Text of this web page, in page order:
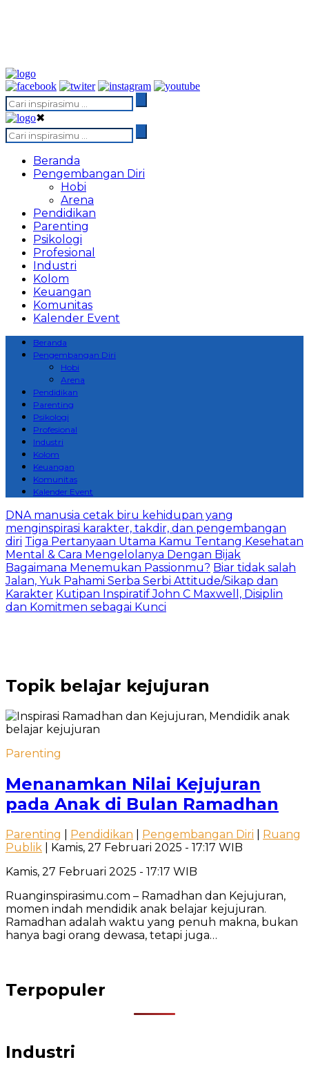
✖
Beranda
Pengembangan Diri
Hobi
Arena
Pendidikan
Parenting
Psikologi
Profesional
Industri
Kolom
Keuangan
Komunitas
Kalender Event
Beranda
Pengembangan Diri
Hobi
Arena
Pendidikan
Parenting
Psikologi
Profesional
Industri
Kolom
Keuangan
Komunitas
Kalender Event
DNA manusia cetak biru kehidupan yang
menginspirasi karakter, takdir, dan pengembangan
diri Tiga Pertanyaan Utama Kamu Tentang Kesehatan
Mental & Cara Mengelolanya Dengan Bijak
Bagaimana Menemukan Passionmu? Biar tidak salah
Jalan, Yuk Pahami Serba Serbi Attitude/Sikap dan
Karakter Kutipan Inspiratif John C Maxwell, Disiplin
dan Komitmen sebagai Kunci
Topik belajar kejujuran
Parenting
Menanamkan Nilai Kejujuran
pada Anak di Bulan Ramadhan
Parenting Pendidikan Pengembangan Diri
Ruang
Publik | Kamis, 27 Februari 2025 - 17:17 WIB
Kamis, 27 Februari 2025 - 17:17 WIB
Ruanginspirasimu.com – Ramadhan dan Kejujuran,
momen indah mendidik anak belajar kejujuran.
Ramadhan adalah waktu yang penuh makna, bukan
hanya bagi orang dewasa, tetapi juga…
Terpopuler
Industri